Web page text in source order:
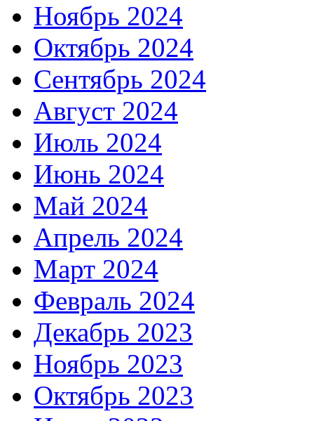
Ноябрь 2024
Октябрь 2024
Сентябрь 2024
Август 2024
Июль 2024
Июнь 2024
Май 2024
Апрель 2024
Март 2024
Февраль 2024
Декабрь 2023
Ноябрь 2023
Октябрь 2023